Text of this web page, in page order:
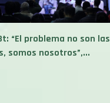
“El problema no son las
somos nosotros”,...